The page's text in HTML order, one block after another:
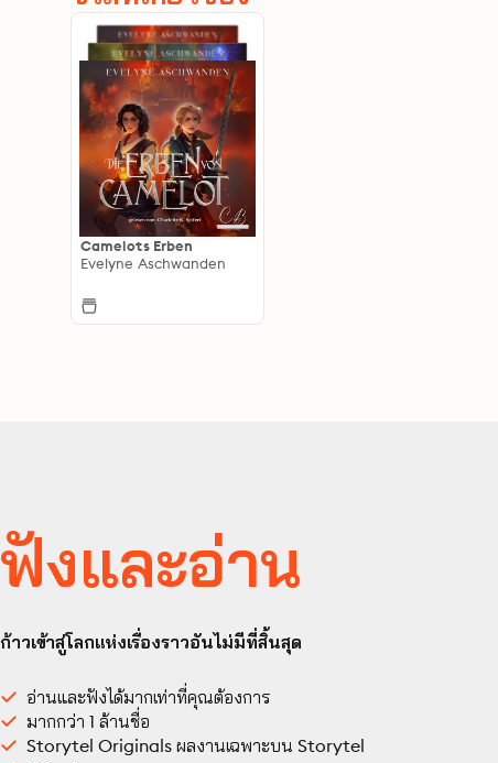
Camelots Erben
Evelyne Aschwanden
ฟังและอ่าน
ก้าวเข้าสู่โลกแห่งเรื่องราวอันไม่มีที่สิ้นสุด
อ่านและฟังได้มากเท่าที่คุณต้องการ
มากกว่า 1 ล้านชื่อ
Storytel Originals ผลงานเฉพาะบน Storytel